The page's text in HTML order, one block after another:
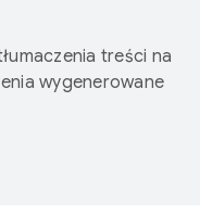
treści na
wygenerowane